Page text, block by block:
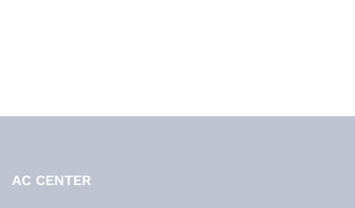
AC CENTER